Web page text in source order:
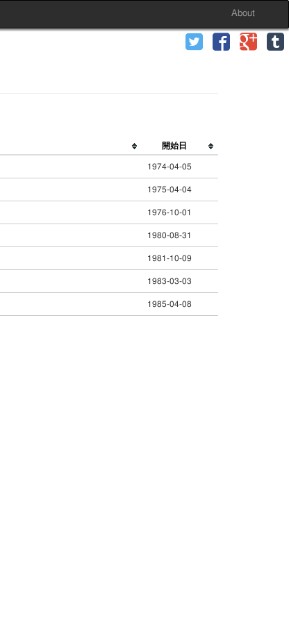
About
開始日
1974-04-05
1975-04-04
1976-10-01
1980-08-31
1981-10-09
1983-03-03
1985-04-08